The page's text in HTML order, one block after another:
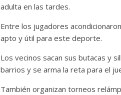
adulta en las tardes.
Entre los jugadores
apto y útil para este deporte.
Los vecinos sacan sus butacas y
barrios y se arma la reta para el
También organizan torneos